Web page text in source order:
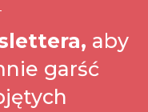
aby
garść